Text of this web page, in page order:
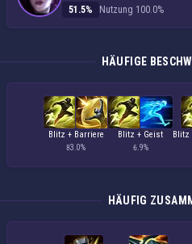
51.5% Nutzung 100.0%
HÄUFIGE
Blitz + Barriere
83.0%
Blitz + Geist
6.9%
Blitz
HÄUFIG